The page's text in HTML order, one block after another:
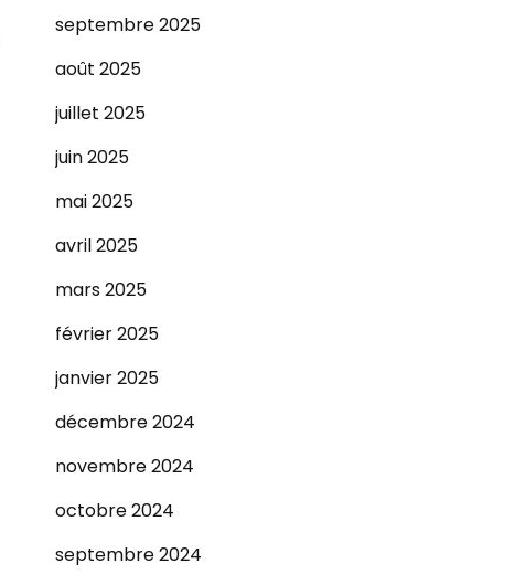
septembre 2025
août 2025
juillet 2025
juin 2025
mai 2025
avril 2025
mars 2025
février 2025
janvier 2025
décembre 2024
novembre 2024
octobre 2024
septembre 2024